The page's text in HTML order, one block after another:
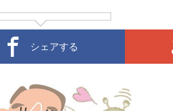
シェアする